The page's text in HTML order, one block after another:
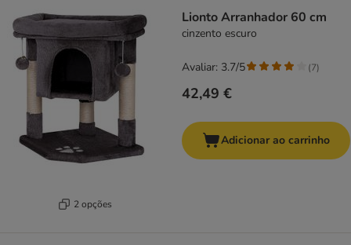
2 opções
Lionto Arranhador 60 cm
cinzento escuro
42,49 €
Avaliar: 3.7/5 (7)
Adicionar ao carrinho